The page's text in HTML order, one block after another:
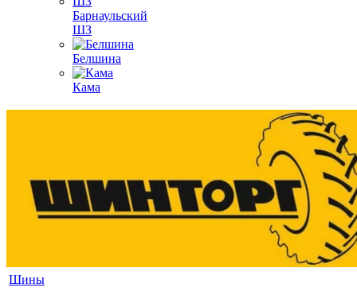
Барнаульский
ШЗ
Белшина
Кама
Шины